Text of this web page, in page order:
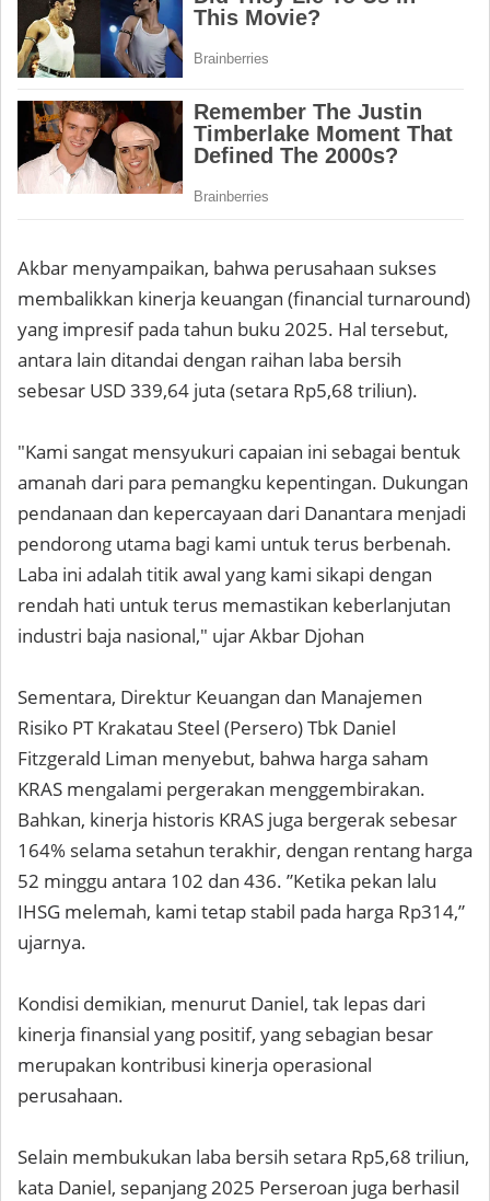
Akbar menyampaikan, bahwa perusahaan sukses
membalikkan kinerja keuangan (financial turnaround)
yang impresif pada tahun buku 2025. Hal tersebut,
antara lain ditandai dengan raihan laba bersih
sebesar USD 339,64 juta (setara Rp5,68 triliun).
"Kami sangat mensyukuri capaian ini sebagai bentuk
amanah dari para pemangku kepentingan. Dukungan
pendanaan dan kepercayaan dari Danantara menjadi
pendorong utama bagi kami untuk terus berbenah.
Laba ini adalah titik awal yang kami sikapi dengan
rendah hati untuk terus memastikan keberlanjutan
industri baja nasional," ujar Akbar Djohan
Sementara, Direktur Keuangan dan Manajemen
Risiko PT Krakatau Steel (Persero) Tbk Daniel
Fitzgerald Liman menyebut, bahwa harga saham
KRAS mengalami pergerakan menggembirakan.
Bahkan, kinerja historis KRAS juga bergerak sebesar
164% selama setahun terakhir, dengan rentang harga
52 minggu antara 102 dan 436. ”Ketika pekan lalu
IHSG melemah, kami tetap stabil pada harga Rp314,”
ujarnya.
Kondisi demikian, menurut Daniel, tak lepas dari
kinerja finansial yang positif, yang sebagian besar
merupakan kontribusi kinerja operasional
perusahaan.
Selain membukukan laba bersih setara Rp5,68 triliun,
kata Daniel, sepanjang 2025 Perseroan juga berhasil